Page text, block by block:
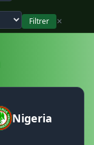
Filtrer
✕
Nigeria